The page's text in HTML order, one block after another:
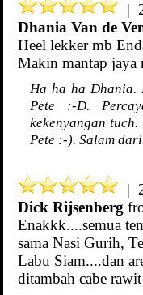
|
Dhania Van de
Heel lekker mb
Makin mantap jaya
Ha ha ha
Pete :-D.
kekenyangan
Pete :-). Salam
|
Dick Rijsenberg
Enakkk....semua
sama Nasi Gurih,
Labu Siam....dan
ditambah cabe